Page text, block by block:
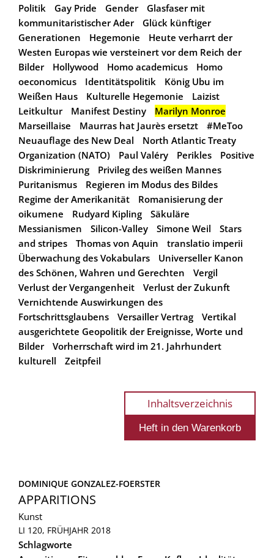
Politik
Gay Pride Gender
Glasfaser mit
kommunitaristischer Ader
Glück künftiger
Generationen
Hegemonie
Heute verharrt der
Westen Europas wie versteinert vor dem Reich der
Bilder
Hollywood Homo academicus
Homo
oeconomicus
Identitätspolitik
König Ubu im
Weißen Haus
Kulturelle Hegemonie
Laizist
Leitkultur
Manifest Destiny
Marilyn Monroe
Marseillaise
Maurras hat Jaurès ersetzt
#MeToo
Neuauflage des New Deal
North Atlantic Treaty
Organization (NATO)
Paul Valéry Perikles
Positive
Diskriminierung
Privileg des weißen Mannes
Puritanismus
Regieren im Modus des Bildes
Regime der Amerikanität
Romanisierung der
oikumene
Rudyard Kipling
Säkuläre
Messianismen
Silicon-Valley Simone Weil
Stars
and stripes
Thomas von Aquin
translatio imperii
Überwachung des Vokabulars
Universeller Kanon
des Schönen, Wahren und Gerechten
Vergil
Verlust der Vergangenheit
Verlust der Zukunft
Vernichtende Auswirkungen des
Fortschrittsglaubens
Versailler Vertrag
Vertikal
ausgerichtete Geopolitik der Ereignisse, Worte und
Bilder
Vorherrschaft wird im 21. Jahrhundert
kulturell
Zeitpfeil
Inhaltsverzeichnis
DOMINIQUE GONZALEZ-FOERSTER
APPARITIONS
Kunst
LI 120, FRÜHJAHR 2018
Schlagworte